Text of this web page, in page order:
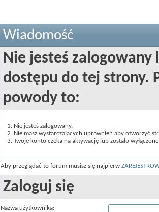
Wiadomość
Nie jesteś zalogowany
dostępu do tej strony.
powody to:
Nie jesteś zalogowany.
Nie masz wystarczających uprawnień aby otworzyć
Twoje konto czeka na aktywację lub zostało
Aby przeglądać to forum musisz się najpierw
Zaloguj się
Nazwa użytkownika: